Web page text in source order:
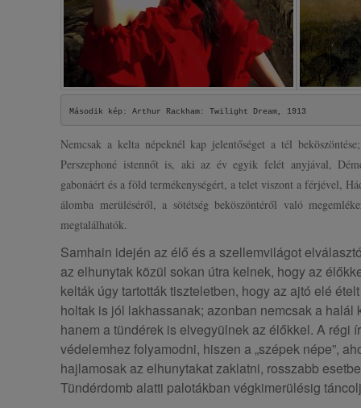
Második kép: Arthur Rackham: Twilight Dream, 1913
Nemcsak a kelta népeknél kap jelentőséget a tél
Perszephoné istennőt is, aki az év egyik felét anyjával,
gabonáért és a föld termékenységért, a telet viszont a férjével,
álomba merüléséről, a sötétség beköszöntéről való
megtalálhatók.
Samhain idején az élő és a szellemvilágot
az elhunytak közül sokan útra kelnek, hogy az
kelták úgy tartották tiszteletben, hogy az ajtó elé
holtak is jól lakhassanak; azonban nemcsak a halál
hanem a tündérek is elvegyülnek az élőkkel. A régi
védelemhez folyamodni, hiszen a „szépek népe”,
hajlamosak az elhunytakat zaklatni, rosszabb
Tündérdomb alatti palotákban végkimerülésig